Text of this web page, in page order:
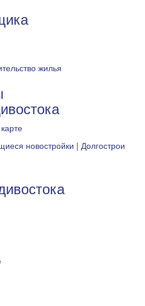
жилья
новостройки | Долгострои